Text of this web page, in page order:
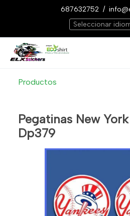
687632752 /
Seleccionar
Productos
Pegatinas New
Dp379